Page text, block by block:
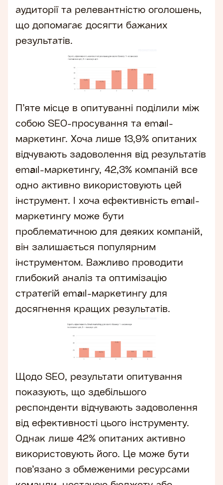
аудиторії та релевантністю оголошень,
що допомагає досягти бажаних
результатів.
П’яте місце в опитуванні поділили між
собою SEO-просування та email-
маркетинг. Хоча лише 13,9% опитаних
відчувають задоволення від результатів
email-маркетингу, 42,3% компаній все
одно активно використовують цей
інструмент. І хоча ефективність email-
маркетингу може бути
проблематичною для деяких компаній,
він залишається популярним
інструментом. Важливо проводити
глибокий аналіз та оптимізацію
стратегій email-маркетингу для
досягнення кращих результатів.
Щодо SEO, результати опитування
показують, що здебільшого
респонденти відчувають задоволення
від ефективності цього інструменту.
Однак лише 42% опитаних активно
використовують його. Це може бути
пов’язано з обмеженими ресурсами